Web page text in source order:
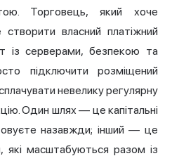
Торговець, який хоче
власний платіжний
із серверами, безпекою та
підключити розміщений
невелику регулярну
Один шлях — це капітальні
назавжди; інший — це
які масштабуються разом із